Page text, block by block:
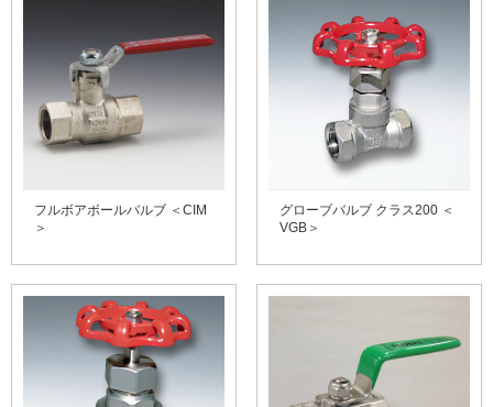
フルボアボールバルブ ＜CIM
＞
グローブバルブ クラス200 ＜
VGB＞